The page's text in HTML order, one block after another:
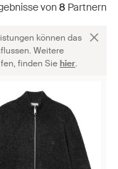
von8 Partnern
können das
Weitere
finden Siehier.